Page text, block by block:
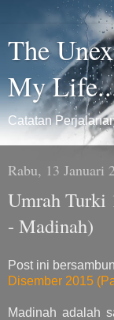
The
My
Catatan
Rabu, 13 Januari
Umrah Turki
- Madinah)
Post ini
Disember 2015
Madinah adalah